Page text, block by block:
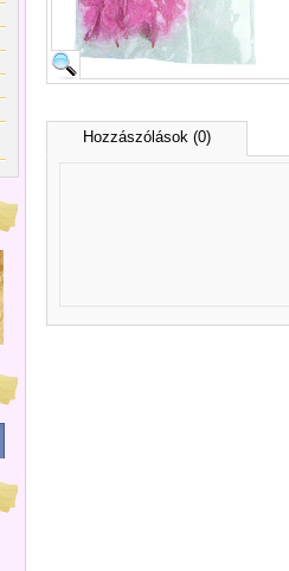
Hozzászólások (0)